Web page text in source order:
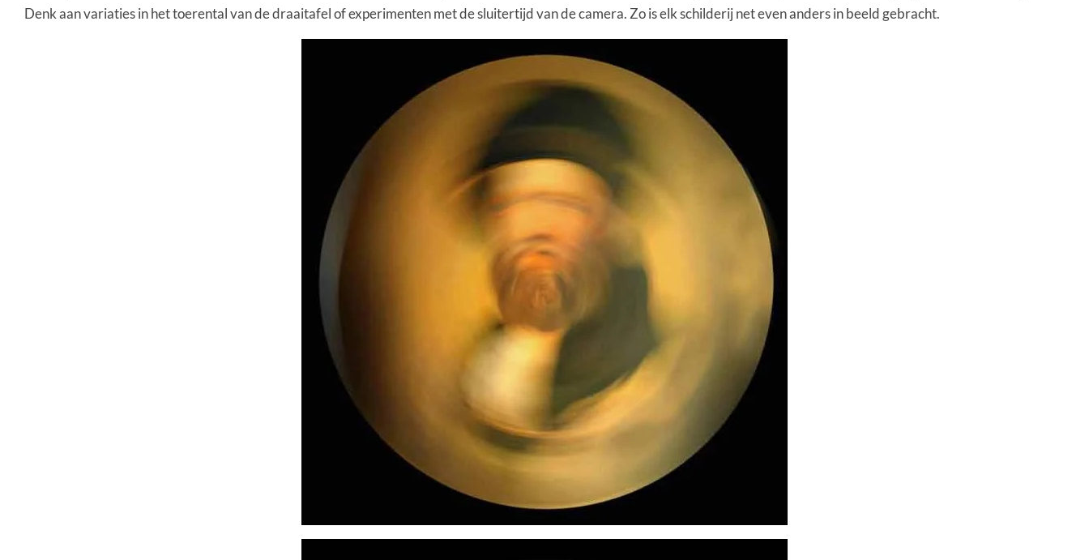
Denk aan variaties in het toerental van de draaitafel of experimenten met de sluitertijd van de camera. Zo is elk schilderij net even anders in beeld gebracht.